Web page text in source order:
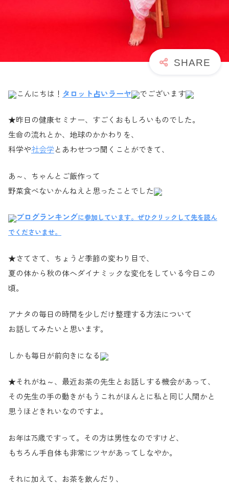
こんにちは！ タロット占いラーヤ でございます
★昨日の健康セミナー、すごくおもしろいものでした。
生命の流れとか、地球のかかわりを、
科学や社会学とあわせつつ聞くことができて、
あ～、ちゃんとご飯作って
野菜食べないかんねえと思ったことでした
ブログランキングに参加しています。ぜひクリックして先を読ん
でくださいませ。
★さてさて、ちょうど季節の変わり目で、
夏の体から秋の体へダイナミックな変化をしている今日この
頃。
アナタの毎日の時間を少しだけ整理する方法について
お話してみたいと思います。
しかも毎日が前向きになる
★それがね～、最近お茶の先生とお話しする機会があって、
その先生の手の動きがもうこれがほんとに私と同じ人間かと
思うほどきれいなのですよ。
お年は75歳ですって。その方は男性なのですけど、
もちろん手自体も非常にツヤがあってしなやか。
それに加えて、お茶を飲んだり、